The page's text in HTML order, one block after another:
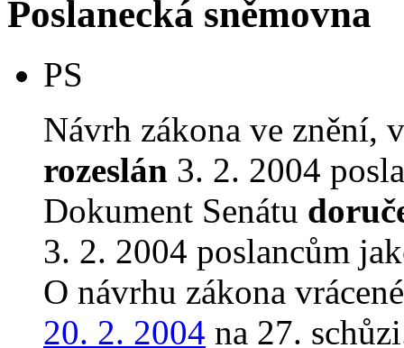
Poslanecká sněmovna
PS
Návrh zákona ve znění,
rozeslán 3. 2. 2004
Dokument Senátu
3. 2. 2004 poslancům
O návrhu zákona
20. 2. 2004 na 27.